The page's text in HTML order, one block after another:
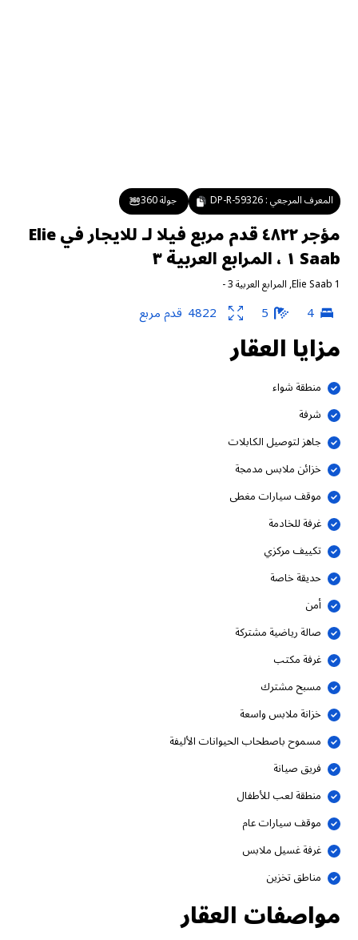
المعرف المرجعي :DP-R-59326 جولة 360
مؤجر ٤٨٢٢ قدم مربع فيلا لـ للايجار في Elie
Saab ١ ، المرابع العربية ٣
Elie Saab 1
,المرابع العربية 3 -
4
5
4822 قدم مربع
مزايا العقار
منطقة شواء
شرفة
جاهز لتوصيل الكابلات
خزائن ملابس مدمجة
موقف سيارات مغطى
غرفة للخادمة
تكييف مركزي
حديقة خاصة
أمن
صالة رياضية مشتركة
غرفة مكتب
مسبح مشترك
خزانة ملابس واسعة
مسموح باصطحاب الحيوانات الأليفة
فريق صيانة
منطقة لعب للأطفال
موقف سيارات عام
غرفة غسيل ملابس
مناطق تخزين
مواصفات العقار